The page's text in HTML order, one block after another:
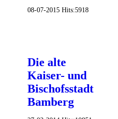
08-07-2015 Hits:5918
Die alte
Kaiser- und
Bischofsstadt
Bamberg